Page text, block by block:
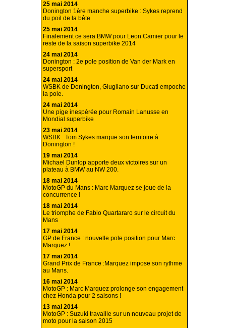
25 mai 2014
Donington 1ère manche superbike : Sykes reprend
du poil de la bête
25 mai 2014
Finalement ce sera BMW pour Leon Camier pour le
reste de la saison superbike 2014
24 mai 2014
Donington : 2e pole position de Van der Mark en
supersport
24 mai 2014
WSBK de Donington, Giugliano sur Ducati empoche
la pole.
24 mai 2014
Une pige inespérée pour Romain Lanusse en
Mondial superbike
23 mai 2014
WSBK : Tom Sykes marque son territoire à
Donington !
19 mai 2014
Michael Dunlop apporte deux victoires sur un
plateau à BMW au NW 200.
18 mai 2014
MotoGP du Mans : Marc Marquez se joue de la
concurrence !
18 mai 2014
Le triomphe de Fabio Quartararo sur le circuit du
Mans
17 mai 2014
GP de France : nouvelle pole position pour Marc
Marquez !
17 mai 2014
Grand Prix de France :Marquez impose son rythme
au Mans.
16 mai 2014
MotoGP : Marc Marquez prolonge son engagement
chez Honda pour 2 saisons !
13 mai 2014
MotoGP : Suzuki travaille sur un nouveau projet de
moto pour la saison 2015